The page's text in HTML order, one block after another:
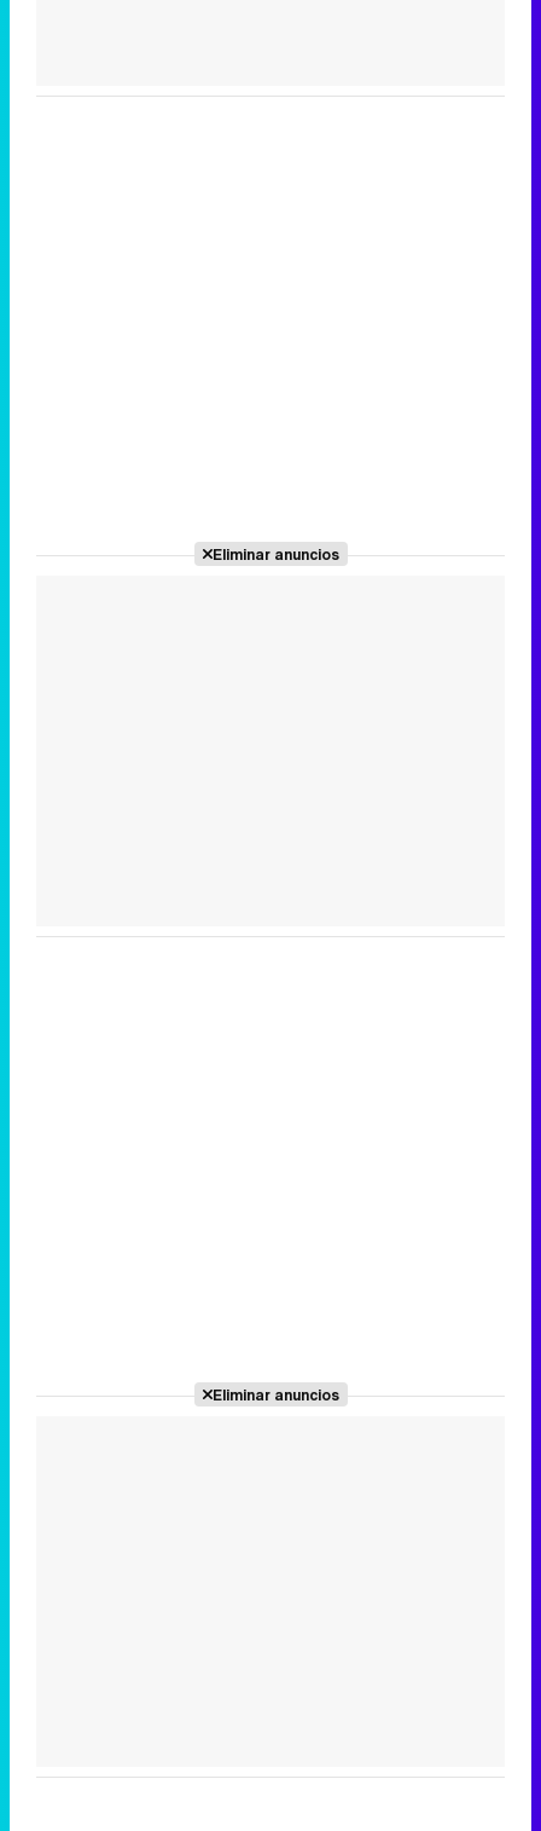
Eliminar anuncios
Eliminar anuncios